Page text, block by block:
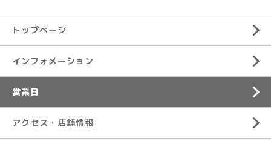
トップページ
インフォメーション
営業日
アクセス・店舗情報